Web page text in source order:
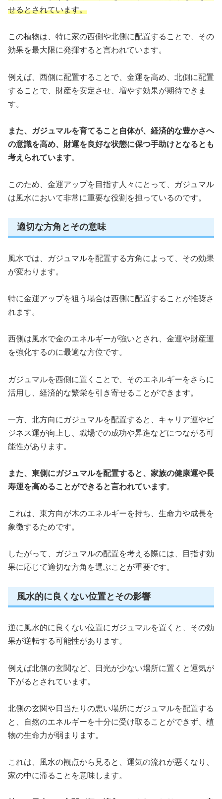
せるとされています。
この植物は、特に家の西側や北側に配置することで、その
効果を最大限に発揮すると言われています。
例えば、西側に配置することで、金運を高め、北側に配置
することで、財産を安定させ、増やす効果が期待できま
す。
また、ガジュマルを育てること自体が、経済的な豊かさへ
の意識を高め、財運を良好な状態に保つ手助けとなるとも
考えられています。
このため、金運アップを目指す人々にとって、ガジュマル
は風水において非常に重要な役割を担っているのです。
適切な方角とその意味
風水では、ガジュマルを配置する方角によって、その効果
が変わります。
特に金運アップを狙う場合は西側に配置することが推奨さ
れます。
西側は風水で金のエネルギーが強いとされ、金運や財産運
を強化するのに最適な方位です。
ガジュマルを西側に置くことで、そのエネルギーをさらに
活用し、経済的な繁栄を引き寄せることができます。
一方、北方向にガジュマルを配置すると、キャリア運やビ
ジネス運が向上し、職場での成功や昇進などにつながる可
能性があります。
また、東側にガジュマルを配置すると、家族の健康運や長
寿運を高めることができると言われています。
これは、東方向が木のエネルギーを持ち、生命力や成長を
象徴するためです。
したがって、ガジュマルの配置を考える際には、目指す効
果に応じて適切な方角を選ぶことが重要です。
風水的に良くない位置とその影響
逆に風水的に良くない位置にガジュマルを置くと、その効
果が逆転する可能性があります。
例えば北側の玄関など、日光が少ない場所に置くと運気が
下がるとされています。
北側の玄関や日当たりの悪い場所にガジュマルを配置する
と、自然のエネルギーを十分に受け取ることができず、植
物の生命力が弱まります。
これは、風水の観点から見ると、運気の流れが悪くなり、
家の中に滞ることを意味します。